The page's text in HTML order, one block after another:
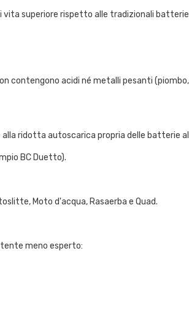
superiore rispetto alle tradizionali
contengono acidi né metalli pesanti
alla ridotta autoscarica propria delle batterie
BC Duetto).
Moto d'acqua, Rasaerba e Quad.
meno esperto: